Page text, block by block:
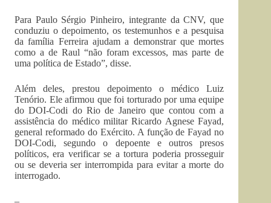
Para Paulo Sérgio Pinheiro, integrante da CNV, que
conduziu o depoimento, os testemunhos e a pesquisa
da família Ferreira ajudam a demonstrar que mortes
como a de Raul “não foram excessos, mas parte de
uma política de Estado”, disse.
Além deles, prestou depoimento o médico Luiz
Tenório. Ele afirmou que foi torturado por uma equipe
do DOI-Codi do Rio de Janeiro que contou com a
assistência do médico militar Ricardo Agnese Fayad,
general reformado do Exército. A função de Fayad no
DOI-Codi, segundo o depoente e outros presos
políticos, era verificar se a tortura poderia prosseguir
ou se deveria ser interrompida para evitar a morte do
interrogado.
–